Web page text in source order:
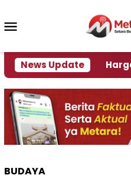
konten
News Update
Krisi Air Harga
BUDAYA